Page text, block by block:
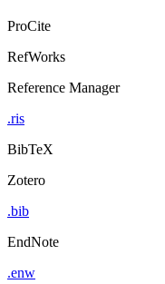
ProCite
RefWorks
Reference Manager
.ris
BibTeX
Zotero
.bib
EndNote
.enw